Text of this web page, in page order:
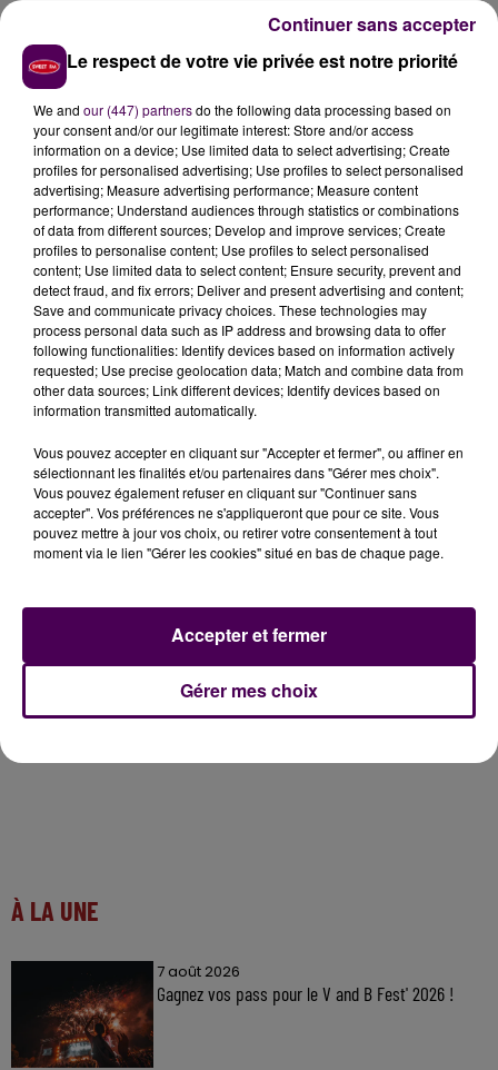
À LA UNE
7 août 2026
Gagnez vos pass pour le V and B Fest' 2026 !
Le respect de votre vie privée est notre priorité
We and our (447) partnersdo the following data processing based on
your consent and/or our legitimate interest: Store and/or access
information on a device; Use limited data to select advertising; Create
profiles for personalised advertising; Use profiles to select personalised
advertising; Measure advertising performance; Measure content
performance; Understand audiences through statistics or combinations
of data from different sources; Develop and improve services; Create
profiles to personalise content; Use profiles to select personalised
content; Use limited data to select content; Ensure security, prevent and
detect fraud, and fix errors; Deliver and present advertising and content;
Save and communicate privacy choices. These technologies may
process personal data such as IP address and browsing data to offer
following functionalities: Identify devices based on information actively
requested; Use precise geolocation data; Match and combine data from
other data sources; Link different devices; Identify devices based on
information transmitted automatically.
Vous pouvez accepter en cliquant sur "Accepter et fermer", ou affiner en
sélectionnant les finalités et/ou partenaires dans "Gérer mes choix".
Vous pouvez également refuser en cliquant sur "Continuer sans
accepter". Vos préférences ne s'appliqueront que pour ce site. Vous
pouvez mettre à jour vos choix, ou retirer votre consentement à tout
moment via le lien "Gérer les cookies" situé en bas de chaque page.
Gérer mes choix
Accepter et fermer
Continuer sans accepter